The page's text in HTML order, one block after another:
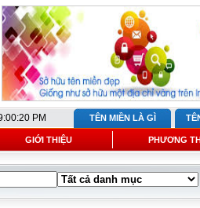
PM TÊN MIỀN LÀ GÌ
GIỚI THIỆU PHƯƠNG